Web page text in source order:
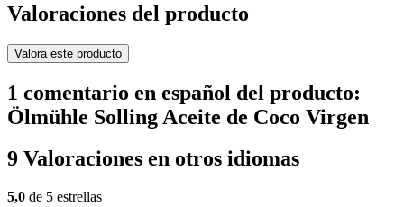
Valoraciones del producto
Valora este producto
1 comentario en español del producto:
Ölmühle Solling Aceite de Coco Virgen
9 Valoraciones en otros idiomas
5,0 de 5 estrellas